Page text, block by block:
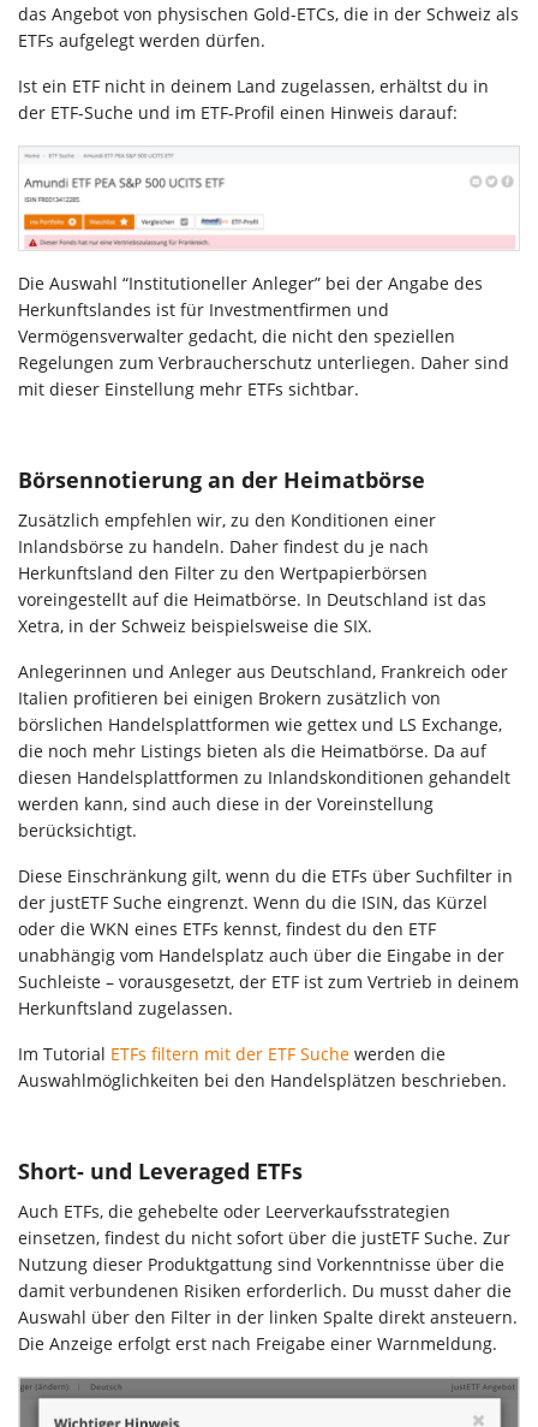
das Angebot von physischen Gold-ETCs, die in der Schweiz als
ETFs aufgelegt werden dürfen.
Ist ein ETF nicht in deinem Land zugelassen, erhältst du in
der ETF-Suche und im ETF-Profil einen Hinweis darauf:
Die Auswahl “Institutioneller Anleger” bei der Angabe des
Herkunftslandes ist für Investmentfirmen und
Vermögensverwalter gedacht, die nicht den speziellen
Regelungen zum Verbraucherschutz unterliegen. Daher sind
mit dieser Einstellung mehr ETFs sichtbar.
Börsennotierung an der Heimatbörse
Zusätzlich empfehlen wir, zu den Konditionen einer
Inlandsbörse zu handeln. Daher findest du je nach
Herkunftsland den Filter zu den Wertpapierbörsen
voreingestellt auf die Heimatbörse. In Deutschland ist das
Xetra, in der Schweiz beispielsweise die SIX.
Anlegerinnen und Anleger aus Deutschland, Frankreich oder
Italien profitieren bei einigen Brokern zusätzlich von
börslichen Handelsplattformen wie gettex und LS Exchange,
die noch mehr Listings bieten als die Heimatbörse. Da auf
diesen Handelsplattformen zu Inlandskonditionen gehandelt
werden kann, sind auch diese in der Voreinstellung
berücksichtigt.
Diese Einschränkung gilt, wenn du die ETFs über Suchfilter in
der justETF Suche eingrenzt. Wenn du die ISIN, das Kürzel
oder die WKN eines ETFs kennst, findest du den ETF
unabhängig vom Handelsplatz auch über die Eingabe in der
Suchleiste – vorausgesetzt, der ETF ist zum Vertrieb in deinem
Herkunftsland zugelassen.
Im Tutorial ETFs filtern mit der ETF Suche werden die
Auswahlmöglichkeiten bei den Handelsplätzen beschrieben.
Short- und Leveraged ETFs
Auch ETFs, die gehebelte oder Leerverkaufsstrategien
einsetzen, findest du nicht sofort über die justETF Suche. Zur
Nutzung dieser Produktgattung sind Vorkenntnisse über die
damit verbundenen Risiken erforderlich. Du musst daher die
Auswahl über den Filter in der linken Spalte direkt ansteuern.
Die Anzeige erfolgt erst nach Freigabe einer Warnmeldung.